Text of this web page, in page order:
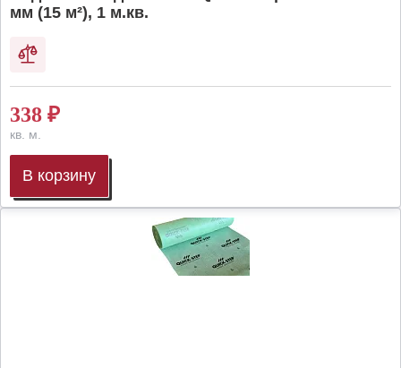
мм (15 м²), 1 м.кв.
338 ₽
кв. м.
В корзину